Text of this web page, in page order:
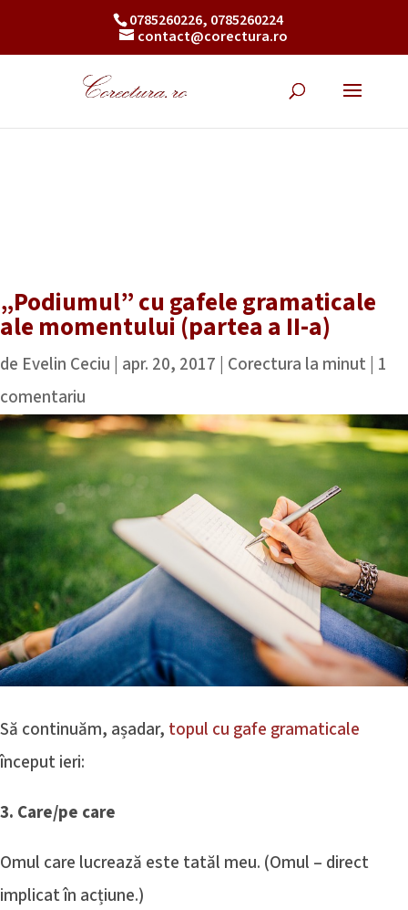
0785260226, 0785260224
contact@corectura.ro
„Podiumul” cu gafele gramaticale
ale momentului (partea a II-a)
de Evelin Ceciu apr. 20, 2017 Corectura la minut 1
comentariu
Să continuăm, așadar, topul cu gafe gramaticale
început ieri:
3. Care/pe care
Omul care lucrează este tatăl meu. (Omul – direct
implicat în acțiune.)